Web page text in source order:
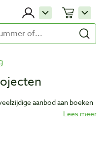
aanbod aan boeken
tot instrumenten, van